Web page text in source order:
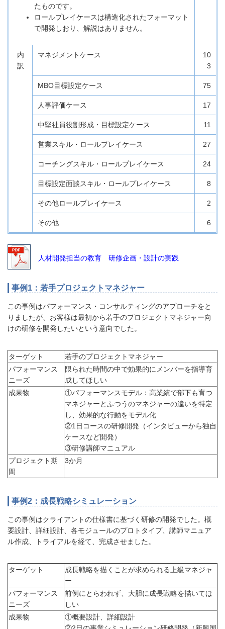
たものです。
ロールプレイケースは構造化されたフォーマット
で開発しおり、解説はありません。
内
訳
マネジメントケース
10
3
MBO目標設定ケース 75
人事評価ケース 17
中堅社員役割形成・目標設定ケース 11
営業スキル・ロールプレイケース 27
コーチングスキル・ロールプレイケース 24
目標設定面談スキル・ロールプレイケース 8
その他ロールプレイケース 2
その他 6
人材開発担当の教育 研修企画・設計の実践
事例1：若手プロジェクトマネジャー
この事例はパフォーマンス・コンサルティングのアプローチをと
りましたが、お客様は最初から若手のプロジェクトマネジャー向
けの研修を開発したいという意向でした。
ターゲット
若手のプロジェクトマネジャー
パフォーマンス
ニーズ
限られた時間の中で効果的にメンバーを指導育
成してほしい
成果物
①パフォーマンスモデル：高業績で部下も育つ
マネジャーとふつうのマネジャーの違いを特定
し、効果的な行動をモデル化
②1日コースの研修開発（インタビューから独自
ケースなど開発）
③研修講師マニュアル
プロジェクト期
間
3か月
事例2：成長戦略シミュレーション
この事例はクライアントの仕様書に基づく研修の開発でした。概
要設計、詳細設計、各モジュールのプロトタイプ、講師マニュア
ル作成、トライアルを経て、完成させました。
ターゲット
成長戦略を描くことが求められる上級マネジャ
ー
パフォーマンス
ニーズ
前例にとらわれず、大胆に成長戦略を描いてほ
しい
成果物
①概要設計、詳細設計